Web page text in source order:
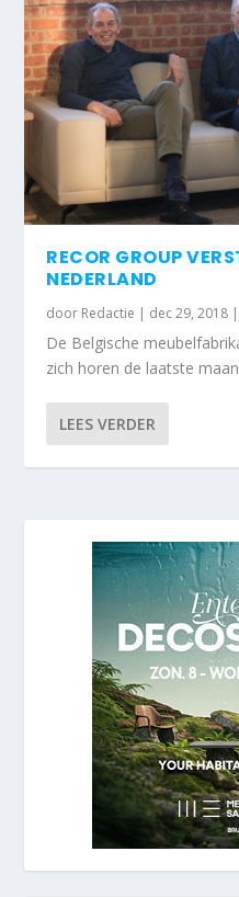
RECOR GROUP
NEDERLAND
door Redactie | dec 29, 2018 |
De Belgische
zich horen de laatste
LEES VERDER